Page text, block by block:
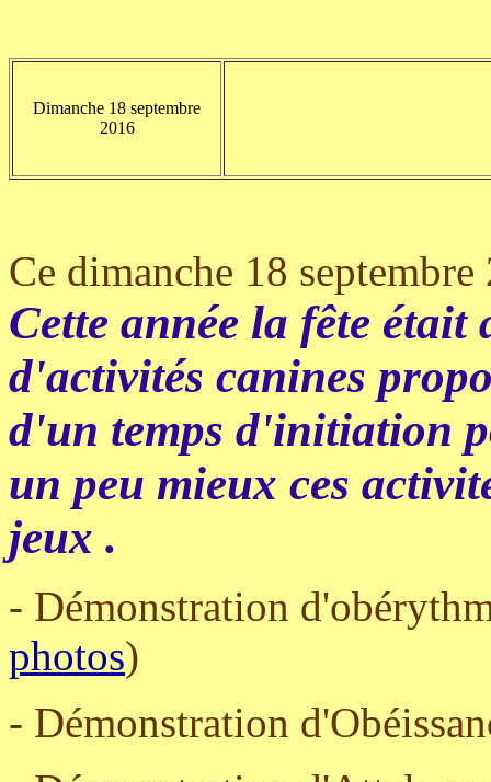
Dimanche 18 septembre
2016
Ce dimanche 18
Cette année la fête était
d'activités canines
d'un temps d'initiation
un peu mieux ces
jeux .
- Démonstration
photos)
- Démonstration